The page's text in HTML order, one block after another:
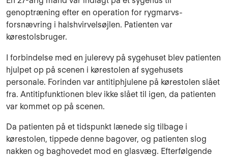
genoptræning efter en operation for rygmarvs­
forsnævring i halshvirvelsøjlen. Patienten var
kørestolsbruger.
I forbindelse med en julerevy på sygehuset blev patienten
hjulpet op på scenen i kørestolen af sygehusets
personale. Forinden var antitiphjulene på kørestolen slået
fra. Antitipfunktionen blev ikke slået til igen, da patienten
var kommet op på scenen.
Da patienten på et tidspunkt lænede sig tilbage i
kørestolen, tippede denne bagover, og pati­enten slog
nakken og baghovedet mod en glasvæg. Efterfølgende